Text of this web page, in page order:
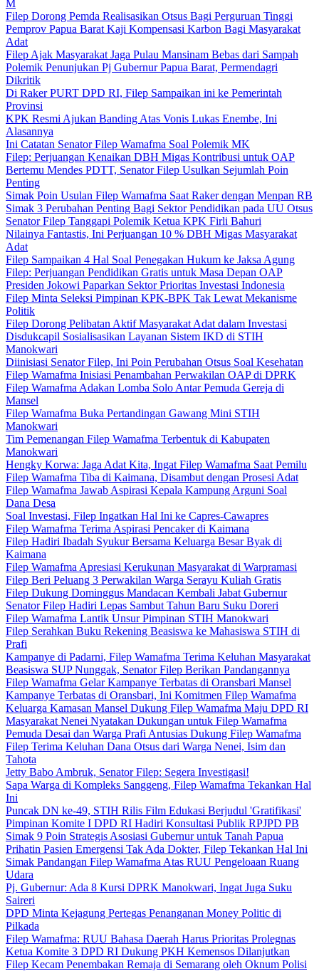
M
Filep Dorong Pemda Realisasikan Otsus Bagi Perguruan Tinggi
Pemprov Papua Barat Kaji Kompensasi Karbon Bagi Masyarakat
Adat
Filep Ajak Masyarakat Jaga Pulau Mansinam Bebas dari Sampah
Polemik Penunjukan Pj Gubernur Papua Barat, Permendagri
Dikritik
Di Raker PURT DPD RI, Filep Sampaikan ini ke Pemerintah
Provinsi
KPK Resmi Ajukan Banding Atas Vonis Lukas Enembe, Ini
Alasannya
Ini Catatan Senator Filep Wamafma Soal Polemik MK
Filep: Perjuangan Kenaikan DBH Migas Kontribusi untuk OAP
Bertemu Mendes PDTT, Senator Filep Usulkan Sejumlah Poin
Penting
Simak Poin Usulan Filep Wamafma Saat Raker dengan Menpan RB
Simak 3 Perubahan Penting Bagi Sektor Pendidikan pada UU Otsus
Senator Filep Tanggapi Polemik Ketua KPK Firli Bahuri
Nilainya Fantastis, Ini Perjuangan 10 % DBH Migas Masyarakat
Adat
Filep Sampaikan 4 Hal Soal Penegakan Hukum ke Jaksa Agung
Filep: Perjuangan Pendidikan Gratis untuk Masa Depan OAP
Presiden Jokowi Paparkan Sektor Prioritas Investasi Indonesia
Filep Minta Seleksi Pimpinan KPK-BPK Tak Lewat Mekanisme
Politik
Filep Dorong Pelibatan Aktif Masyarakat Adat dalam Investasi
Disdukcapil Sosialisasikan Layanan Sistem IKD di STIH
Manokwari
Diinisiasi Senator Filep, Ini Poin Perubahan Otsus Soal Kesehatan
Filep Wamafma Inisiasi Penambahan Perwakilan OAP di DPRK
Filep Wamafma Adakan Lomba Solo Antar Pemuda Gereja di
Mansel
Filep Wamafma Buka Pertandingan Gawang Mini STIH
Manokwari
Tim Pemenangan Filep Wamafma Terbentuk di Kabupaten
Manokwari
Hengky Korwa: Jaga Adat Kita, Ingat Filep Wamafma Saat Pemilu
Filep Wamafma Tiba di Kaimana, Disambut dengan Prosesi Adat
Filep Wamafma Jawab Aspirasi Kepala Kampung Arguni Soal
Dana Desa
Soal Investasi, Filep Ingatkan Hal Ini ke Capres-Cawapres
Filep Wamafma Terima Aspirasi Pencaker di Kaimana
Filep Hadiri Ibadah Syukur Bersama Keluarga Besar Byak di
Kaimana
Filep Wamafma Apresiasi Kerukunan Masyarakat di Warpramasi
Filep Beri Peluang 3 Perwakilan Warga Serayu Kuliah Gratis
Filep Dukung Dominggus Mandacan Kembali Jabat Gubernur
Senator Filep Hadiri Lepas Sambut Tahun Baru Suku Doreri
Filep Wamafma Lantik Unsur Pimpinan STIH Manokwari
Filep Serahkan Buku Rekening Beasiswa ke Mahasiswa STIH di
Prafi
Kampanye di Padarni, Filep Wamafma Terima Keluhan Masyarakat
Beasiswa SUP Nunggak, Senator Filep Berikan Pandangannya
Filep Wamafma Gelar Kampanye Terbatas di Oransbari Mansel
Kampanye Terbatas di Oransbari, Ini Komitmen Filep Wamafma
Keluarga Kamasan Mansel Dukung Filep Wamafma Maju DPD RI
Masyarakat Nenei Nyatakan Dukungan untuk Filep Wamafma
Pemuda Desai dan Warga Prafi Antusias Dukung Filep Wamafma
Filep Terima Keluhan Dana Otsus dari Warga Nenei, Isim dan
Tahota
Jetty Babo Ambruk, Senator Filep: Segera Investigasi!
Sapa Warga di Kompleks Sanggeng, Filep Wamafma Tekankan Hal
Ini
Puncak DN ke-49, STIH Rilis Film Edukasi Berjudul 'Gratifikasi'
Pimpinan Komite I DPD RI Hadiri Konsultasi Publik RPJPD PB
Simak 9 Poin Strategis Asosiasi Gubernur untuk Tanah Papua
Prihatin Pasien Emergensi Tak Ada Dokter, Filep Tekankan Hal Ini
Simak Pandangan Filep Wamafma Atas RUU Pengeloaan Ruang
Udara
Pj. Gubernur: Ada 8 Kursi DPRK Manokwari, Ingat Juga Suku
Saireri
DPD Minta Kejagung Pertegas Penanganan Money Politic di
Pilkada
Filep Wamafma: RUU Bahasa Daerah Harus Prioritas Prolegnas
Ketua Komite 3 DPD RI Dukung PKH Kemensos Dilanjutkan
Filep Kecam Penembakan Remaja di Semarang oleh Oknum Polisi